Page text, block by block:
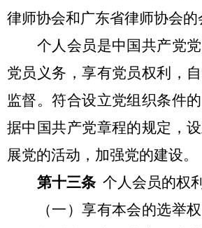
律师协会和广东省律师协会的
个人会员是中国共产党
党员义务，享有党员权利，
监督。符合设立党组织条件
据中国共产党章程的规定，
展党的活动，加强党的建设。
第十三条 个人会员的权
（一）享有本会的选举